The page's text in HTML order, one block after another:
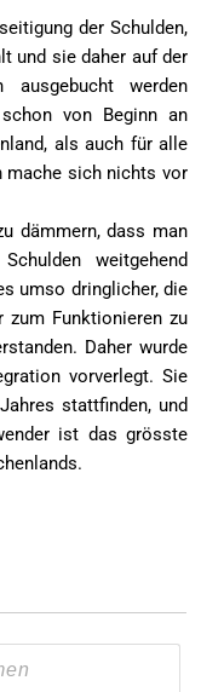
der Schulden,
und sie daher auf der
ausgebucht werden
von Beginn an
als auch für alle
mache sich nichts vor
dämmern, dass man
weitgehend
umso dringlicher, die
zum Funktionieren zu
Daher wurde
vorverlegt. Sie
stattfinden, und
ist das grösste